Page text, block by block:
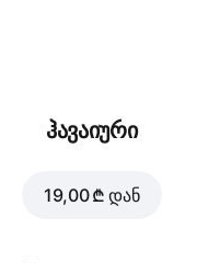
ჰავაიური
19,00 ₾ დან